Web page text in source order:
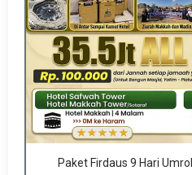
Paket Firdaus 9 Hari